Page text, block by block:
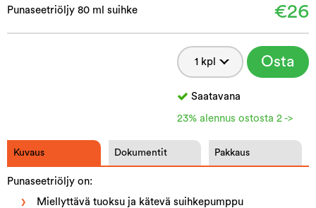
Punaseetriöljy 80 ml suihke €26
Osta
Saatavana
23% alennus ostosta 2 ->
Kuvaus Dokumentit Pakkaus
Punaseetriöljy on:
Miellyttävä tuoksu ja kätevä suihkepumppu